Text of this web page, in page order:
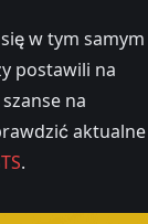
w tym samym
postawili na
na
aktualne
.